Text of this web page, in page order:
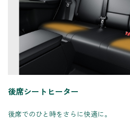
後席シートヒーター
後席でのひと時をさらに快適に。